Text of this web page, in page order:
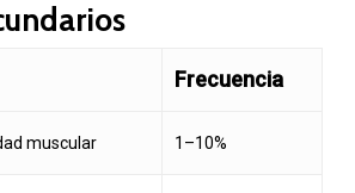
Frecuencia
muscular 1–10%